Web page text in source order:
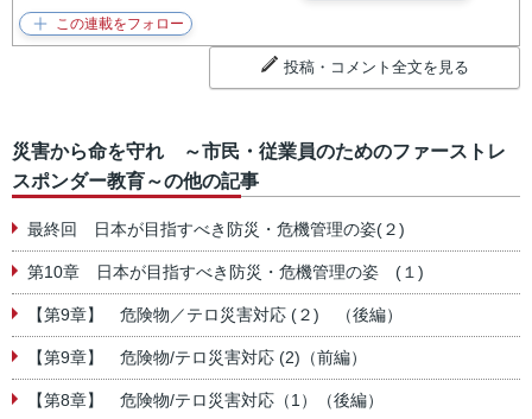
投稿・コメント全文を見る
災害から命を守れ ～市民・従業員のためのファーストレ
スポンダー教育～の他の記事
最終回 日本が目指すべき防災・危機管理の姿(２)
第10章 日本が目指すべき防災・危機管理の姿 (１)
【第9章】 危険物／テロ災害対応 (２) （後編）
【第9章】 危険物/テロ災害対応 (2)（前編）
【第8章】 危険物/テロ災害対応（1）（後編）